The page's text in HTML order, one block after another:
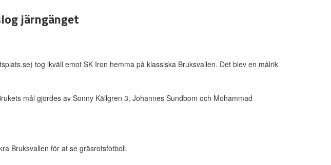
järngänget
tog ikväll emot SK Iron hemma på klassiska Bruksvallen. Det blev en målrik
mål gjordes av Sonny Källgren 3, Johannes Sundbom och Mohammad
Bruksvallen för at se gräsrotsfotboll.